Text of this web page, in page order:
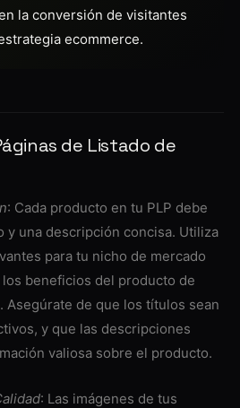
la conversión de visitantes
ecommerce.
de Listado de
: Cada producto en tu PLP debe
y una descripción concisa. Utiliza
para tu nicho de mercado
beneficios del producto de
Asegúrate de que los títulos sean
y que las descripciones
valiosa sobre el producto.
: Las imágenes de tus